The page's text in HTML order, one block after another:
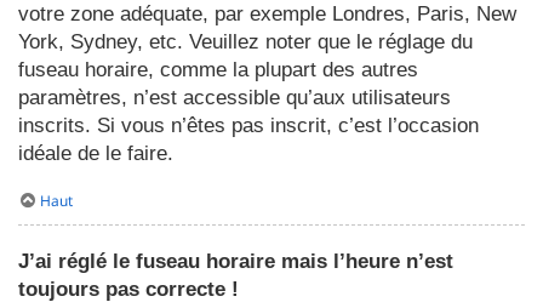
votre zone adéquate, par exemple Londres, Paris, New
York, Sydney, etc. Veuillez noter que le réglage du
fuseau horaire, comme la plupart des autres
paramètres, n’est accessible qu’aux utilisateurs
inscrits. Si vous n’êtes pas inscrit, c’est l’occasion
idéale de le faire.
Haut
J’ai réglé le fuseau horaire mais l’heure n’est
toujours pas correcte !